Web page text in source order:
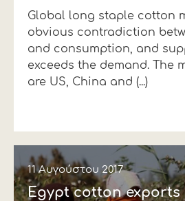
Οικονομικά
Εταιρική δομή
Καινοτομία
Επικοινωνία
Εξαγωγές
Συνέδρια
Ευφυής γεωργία
Συμβουλευτική
Εκκόκκιση για
Αλυσίδα βάμβακος
Εταιρικά νέα
Global long staple cotton
obvious contradiction
and consumption, and
exceeds the demand. The
are US, China and (...)
11 Αυγούστου 2017
Egypt cotton exports